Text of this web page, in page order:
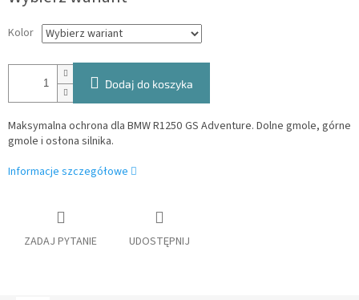
Kolor
Dodaj do koszyka
Maksymalna ochrona dla BMW R1250 GS Adventure. Dolne gmole, górne
gmole i osłona silnika.
Informacje szczegółowe
ZADAJ PYTANIE UDOSTĘPNIJ